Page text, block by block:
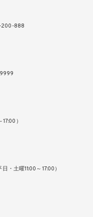
200-888
）
土曜11:00～17:00）